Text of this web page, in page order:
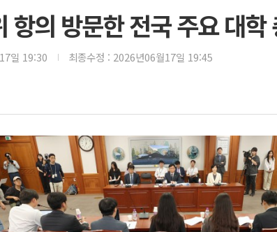
항의 방문한 전국 주요 대학
일 19:30 최종수정 : 2026년06월17일 19:45